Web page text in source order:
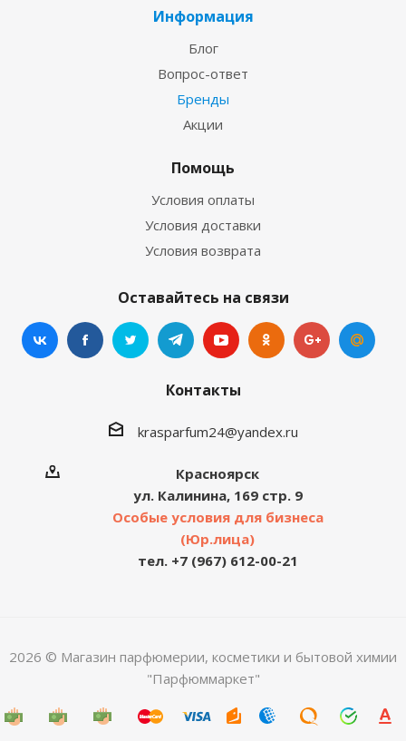
Информация
Блог
Вопрос-ответ
Бренды
Акции
Помощь
Условия оплаты
Условия доставки
Условия возврата
Оставайтесь на связи
Контакты
krasparfum24@yandex.ru
Красноярск
ул. Калинина, 169 стр. 9
Особые условия для бизнеса
(Юр.лица)
тел. +7 (967) 612-00-21
2026 © Магазин парфюмерии, косметики и бытовой химии
"Парфюммаркет"